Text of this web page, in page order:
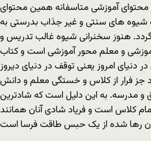
آموزشی متاسفانه همین محتوای
شیوه های سنتی و غیر جذاب بدرستی به
هنوز سخنرانی شیوه غالب تدریس و
و معلم محور آموزشی است و کتاب
دنیای امروز یعنی توقف در دنیای دیروز
جز فرار از کلاس و خستگی معلم و دانش
و مدرسه. به این دلیل است که شادترین
کلاس است و فریاد شادی آنان همانند